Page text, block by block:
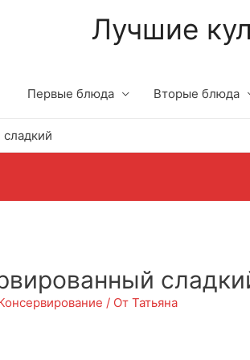
Лучшие
Первые блюда Вторые блюда
/ ОтТатьяна